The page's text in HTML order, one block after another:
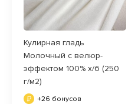
Кулирная гладь
Молочный с велюр-
эффектом 100% х/б (250
г/м2)
+26 бонусов